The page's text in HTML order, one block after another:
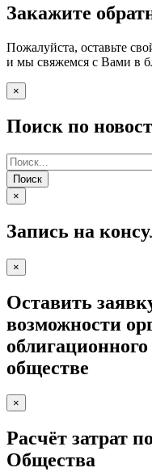
Закажите
Пожалуйста, оставьте
и мы свяжемся с Вами в
×
Поиск по
Поиск
×
Запись на
×
Оставить
возможности
обществе
×
Расчёт затрат
Общества